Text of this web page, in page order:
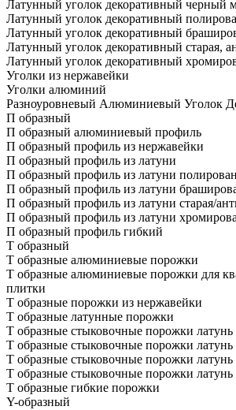
Латунный уголок декоративный черный
Латунный уголок декоративный
Латунный уголок декоративный
Латунный уголок декоративный старая,
Латунный уголок декоративный
Уголки из нержавейки
Уголки алюминий
Разноуровневый Алюминиевый Уголок
П образный
П образный алюминиевый профиль
П образный профиль из нержавейки
П образный профиль из латуни
П образный профиль из латуни
П образный профиль из латуни
П образный профиль из латуни старая/
П образный профиль из латуни
П образный профиль гибкий
Т образный
Т образные алюминиевые порожки
Т образные алюминиевые порожки для
плитки
Т образные порожки из нержавейки
Т образные латунные порожки
Т образные стыковочные порожки
Т образные стыковочные порожки
Т образные стыковочные порожки латунь
Т образные стыковочные порожки
Т образные гибкие порожки
Y-образный